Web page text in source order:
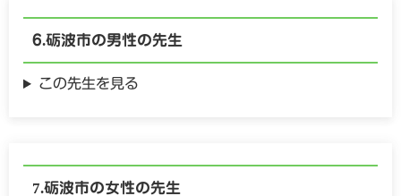
砺波市の男性の先生
この先生を見る
砺波市の女性の先生